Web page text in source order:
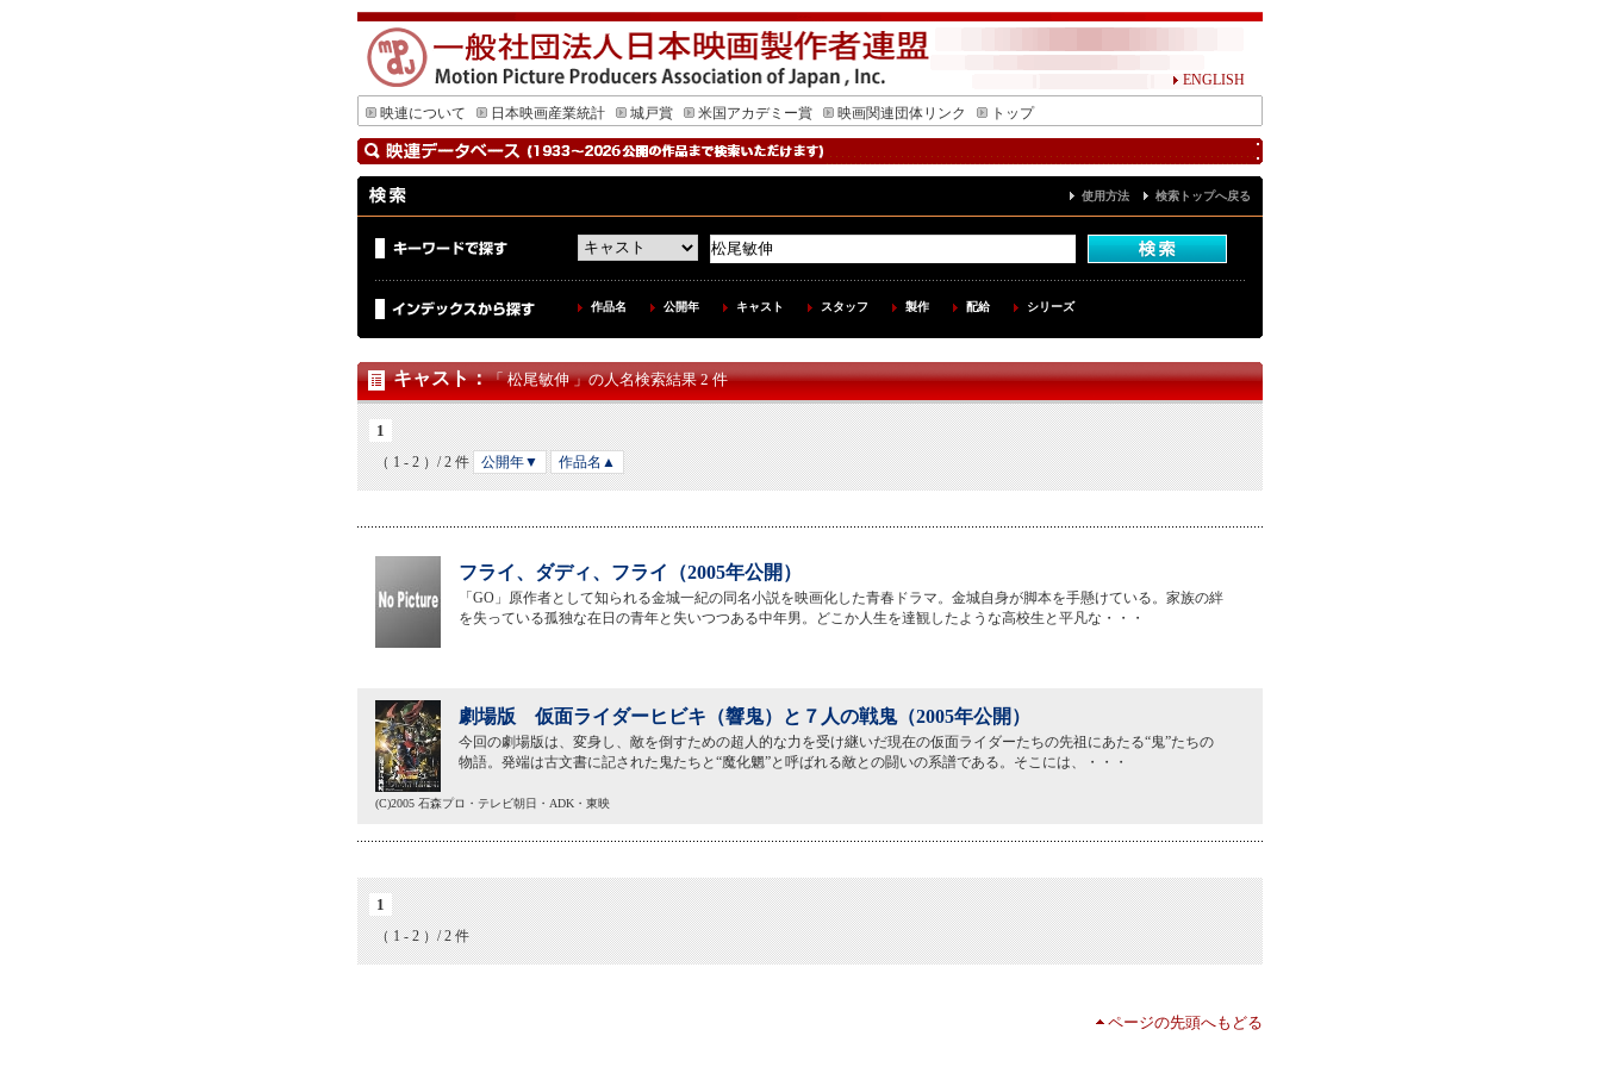
ENGLISH
映連について
日本映画産業統計 城戸賞 米国アカデミー賞 映画関連団体リンク トップ
使用方法 検索トップへ戻る
作品名 公開年 キャスト スタッフ 製作 配給 シリーズ
キャスト：「 松尾敏伸 」の人名検索結果 2 件
1
（ 1 - 2 ）/ 2 件 公開年▼ 作品名▲
フライ、ダディ、フライ（2005年公開）
「GO」原作者として知られる金城一紀の同名小説を映画化した青春ドラマ。金城自身が脚本を手懸けている。家族の絆
を失っている孤独な在日の青年と失いつつある中年男。どこか人生を達観したような高校生と平凡な・・・
劇場版 仮面ライダーヒビキ（響鬼）と７人の戦鬼（2005年公開）
今回の劇場版は、変身し、敵を倒すための超人的な力を受け継いだ現在の仮面ライダーたちの先祖にあたる“鬼”たちの
物語。発端は古文書に記された鬼たちと“魔化魍”と呼ばれる敵との闘いの系譜である。そこには、・・・
(C)2005 石森プロ・テレビ朝日・ADK・東映
1
（ 1 - 2 ）/ 2 件
ページの先頭へもどる